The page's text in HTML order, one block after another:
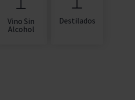
Vino Sin
Alcohol
Destilados